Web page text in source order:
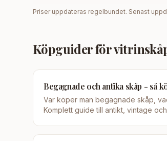
Priser uppdateras regelbundet. Senast
Köpguider för
Begagnade och antika skåp - så
Var köper man begagnade skåp,
Komplett guide till antikt, vintage